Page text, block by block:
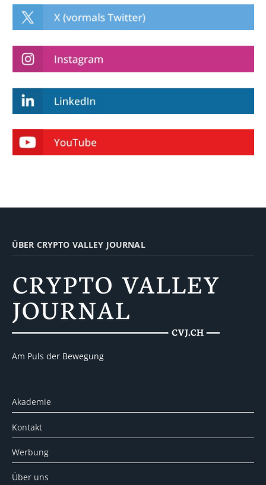
ÜBER CRYPTO VALLEY JOURNAL
Am Puls der Bewegung
Akademie
Kontakt
Werbung
Über uns